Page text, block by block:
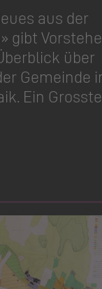
aus der
gibt
über
Gemeinde
Ein